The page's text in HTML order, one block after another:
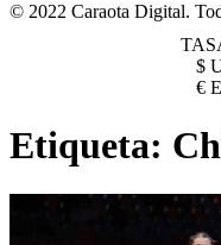
© 2022 Caraota Digital.
$
€
Etiqueta: